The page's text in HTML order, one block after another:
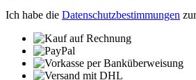
Ich habe die Datenschutzbestimmungen